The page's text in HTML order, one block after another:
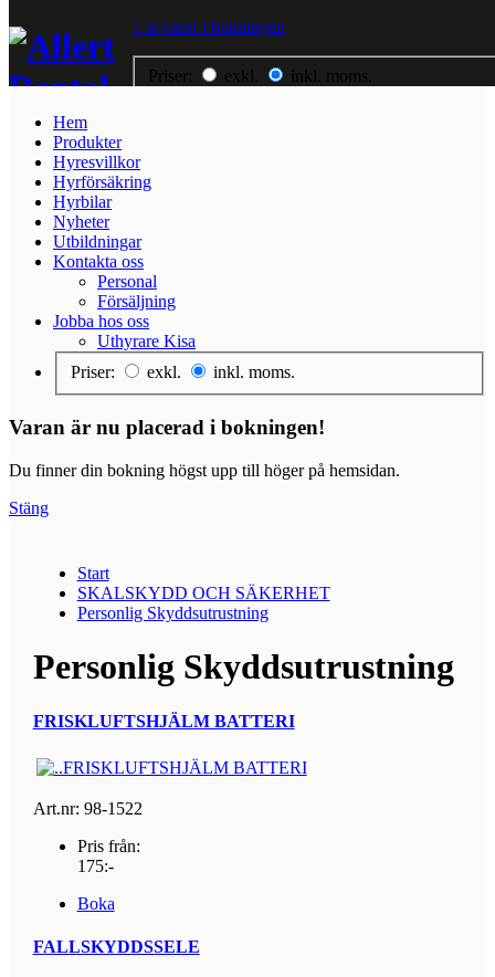
Hem
Produkter
Hyresvillkor
Hyrförsäkring
Hyrbilar
Nyheter
Utbildningar
Kontakta oss
Personal
Försäljning
Jobba hos oss
Uthyrare Kisa
Priser:
exkl. inkl. moms.
1 st varor i bokningen
Priser: exkl. inkl. moms.
Produkter
Hyresvillkor
Hyrförsäkring
Hyrbilar
Nyheter
Utbildningar
Kontakta oss
Jobba hos oss
Varan är nu placerad i bokningen!
Du finner din bokning högst upp till höger på hemsidan.
Stäng
Start
SKALSKYDD OCH SÄKERHET
Personlig Skyddsutrustning
Personlig Skyddsutrustning
FRISKLUFTSHJÄLM BATTERI
Art.nr: 98-1522
Pris från:
175:-
Boka
FALLSKYDDSSELE